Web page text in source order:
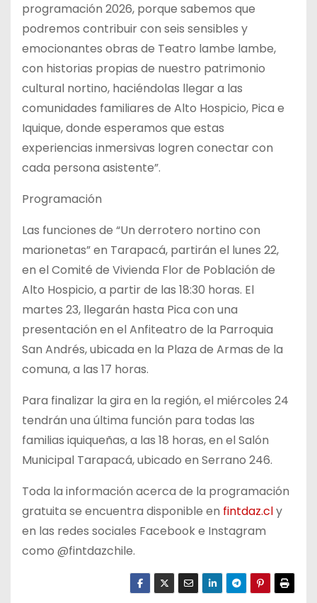
programación 2026, porque sabemos que
podremos contribuir con seis sensibles y
emocionantes obras de Teatro lambe lambe,
con historias propias de nuestro patrimonio
cultural nortino, haciéndolas llegar a las
comunidades familiares de Alto Hospicio, Pica e
Iquique, donde esperamos que estas
experiencias inmersivas logren conectar con
cada persona asistente”.
Programación
Las funciones de “Un derrotero nortino con
marionetas” en Tarapacá, partirán el lunes 22,
en el Comité de Vivienda Flor de Población de
Alto Hospicio, a partir de las 18:30 horas. El
martes 23, llegarán hasta Pica con una
presentación en el Anfiteatro de la Parroquia
San Andrés, ubicada en la Plaza de Armas de la
comuna, a las 17 horas.
Para finalizar la gira en la región, el miércoles 24
tendrán una última función para todas las
familias iquiqueñas, a las 18 horas, en el Salón
Municipal Tarapacá, ubicado en Serrano 246.
Toda la información acerca de la programación
gratuita se encuentra disponible en fintdaz.cly
en las redes sociales Facebook e Instagram
como @fintdazchile.